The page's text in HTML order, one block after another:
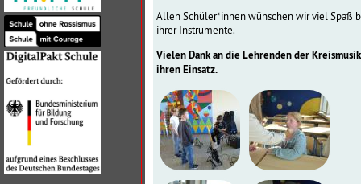
Allen Schüler*innen wünschen wir viel Spaß
ihrer Instrumente.
Vielen Dank an die Lehrenden der
ihren Einsatz.